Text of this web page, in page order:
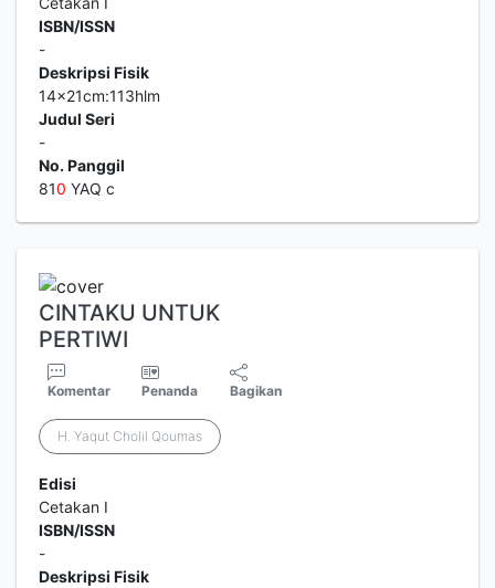
ISBN/ISSN
-
Deskripsi Fisik
14x21cm:113hlm
Judul Seri
-
No. Panggil
810 YAQ c
CINTAKU UNTUK
PERTIWI
Komentar Penanda Bagikan
H. Yaqut Cholil Qoumas
Edisi
Cetakan I
ISBN/ISSN
-
Deskripsi Fisik